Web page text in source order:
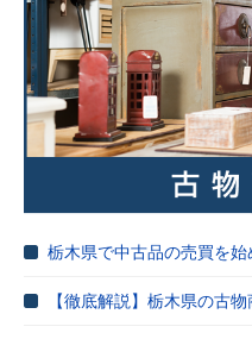
栃木県で中古品の売買を始
【徹底解説】栃木県の古